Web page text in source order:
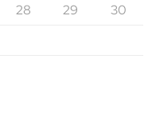
28 29
30